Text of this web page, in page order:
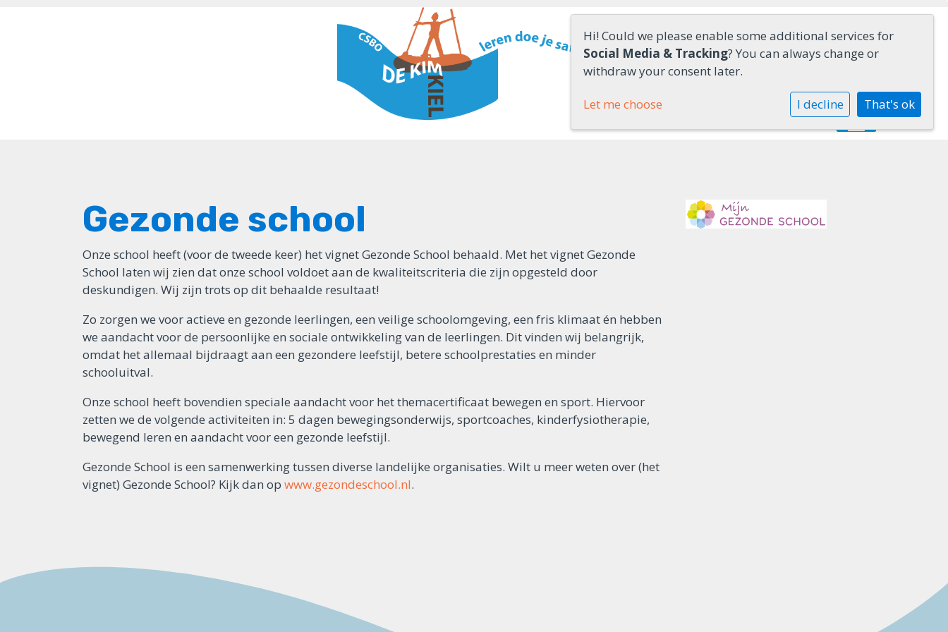
Gezonde school
Onze school heeft (voor de tweede keer) het vignet Gezonde School behaald. Met het vignet Gezonde
School laten wij zien dat onze school voldoet aan de kwaliteitscriteria die zijn opgesteld door
deskundigen. Wij zijn trots op dit behaalde resultaat!
Zo zorgen we voor actieve en gezonde leerlingen, een veilige schoolomgeving, een fris klimaat én hebben
we aandacht voor de persoonlijke en sociale ontwikkeling van de leerlingen. Dit vinden wij belangrijk,
omdat het allemaal bijdraagt aan een gezondere leefstijl, betere schoolprestaties en minder
schooluitval.
Onze school heeft bovendien speciale aandacht voor het themacertificaat bewegen en sport. Hiervoor
zetten we de volgende activiteiten in: 5 dagen bewegingsonderwijs, sportcoaches, kinderfysiotherapie,
bewegend leren en aandacht voor een gezonde leefstijl.
Gezonde School is een samenwerking tussen diverse landelijke organisaties. Wilt u meer weten over (het
vignet) Gezonde School? Kijk dan op www.gezondeschool.nl.
Hi! Could we please enable some additional services for
Social Media & Tracking? You can always change or
withdraw your consent later.
Let me choose I decline That's ok